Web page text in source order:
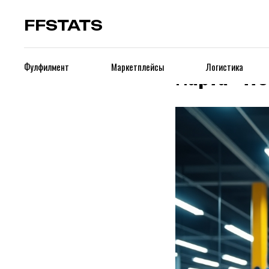
FFSTATS
Фулфилмент Маркетплейсы Логистика
марта: